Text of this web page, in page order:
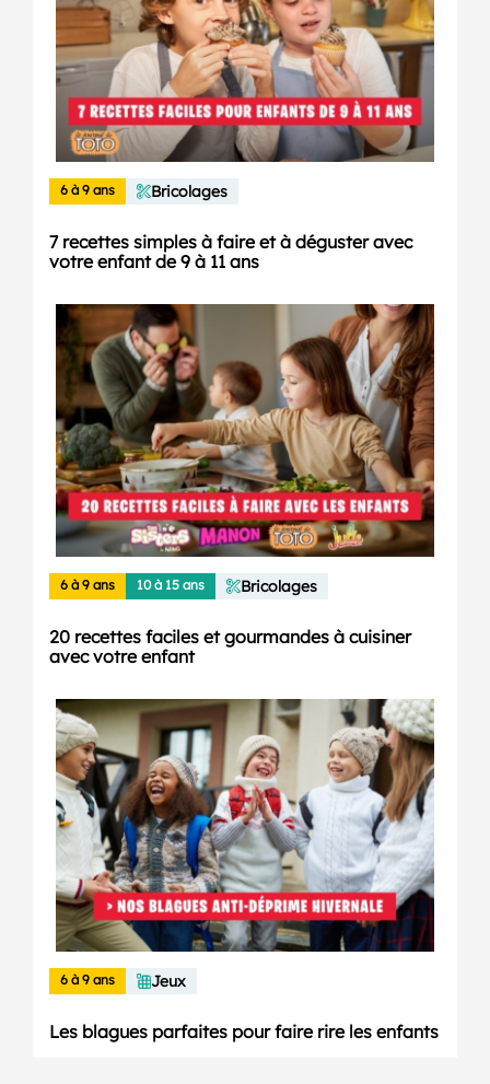
6 à 9 ans Bricolages
7 recettes simples à faire et à déguster avec
votre enfant de 9 à 11 ans
6 à 9 ans 10 à 15 ans Bricolages
20 recettes faciles et gourmandes à cuisiner
avec votre enfant
6 à 9 ans Jeux
Les blagues parfaites pour faire rire les enfants